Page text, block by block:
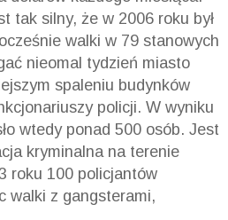
tak silny, że w 2006 roku był
walki w 79 stanowych
nieomal tydzień miasto
spaleniu budynków
policji. W wyniku
wtedy ponad 500 osób. Jest
kryminalna na terenie
roku 100 policjantów
walki z gangsterami,